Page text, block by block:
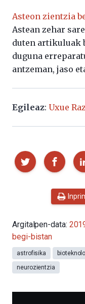
Asteon zientzia
Astean zehar
duten artikuluak
duguna
antzeman, jaso
Egileaz: Uxue
Partekatu
Argitalpen-data:
begi-bistan
astrofisika
neurozientzia